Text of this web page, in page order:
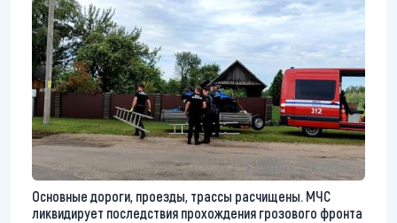
Основные дороги, проезды, трассы расчищены. МЧС
ликвидирует последствия прохождения грозового фронта